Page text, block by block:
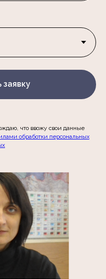
заявку
что ввожу свои данные
обработки персональных